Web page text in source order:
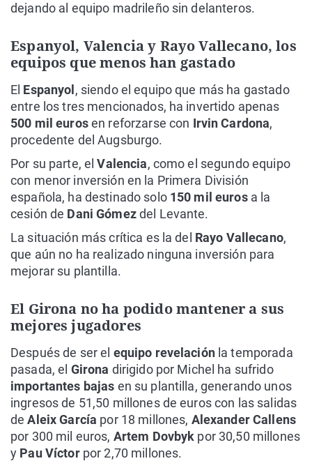
dejando al equipo madrileño sin delanteros.
Espanyol, Valencia y Rayo Vallecano, los
equipos que menos han gastado
El Espanyol , siendo el equipo que más ha gastado
entre los tres mencionados, ha invertido apenas
500 mil eurosen reforzarse con Irvin Cardona,
procedente del Augsburgo.
Por su parte, elValencia, como el segundo equipo
con menor inversión en la Primera División
española, ha destinado solo 150 mil eurosa la
cesión de Dani Gómezdel Levante.
La situación más crítica es la del Rayo Vallecano,
que aún no ha realizado ninguna inversión para
mejorar su plantilla.
El Girona no ha podido mantener a sus
mejores jugadores
Después de ser el equipo revelación la temporada
pasada, el Girona dirigido por Michel ha sufrido
importantes bajas en su plantilla, generando unos
ingresos de 51,50 millones de euros con las salidas
de Aleix García por 18 millones, Alexander Callens
por 300 mil euros, Artem Dovbyk por 30,50 millones
y Pau Víctorpor 2,70 millones.